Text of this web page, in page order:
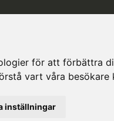
för att förbättra
vart våra besökare
inställningar
PolicyandTerms of Service